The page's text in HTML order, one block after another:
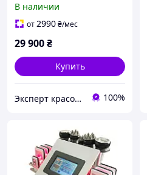
аппарат 3-в-1 с
сенсорным управлением
В наличии
от2990₴/мес
29 900₴
Купить
Эксперт красоты 100%